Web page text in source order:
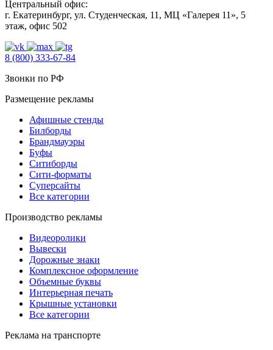
Центральный офис:
г. Екатеринбург, ул. Студенческая, 11, МЦ «Галерея 11», 5
этаж, офис 502
8 (800) 333-67-84
Звонки по РФ
Размещение рекламы
Афишные стенды
Билборды
Брандмауэры
Буфы
Ситиборды
Сити-форматы
Суперсайты
Все категории
Производство рекламы
Видеоролики
Вывески
Дорожные знаки
Комплексное оформление
Объемные буквы
Интерьерная печать
Крышные установки
Все категории
Реклама на транспорте